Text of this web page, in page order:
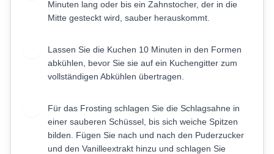
Minuten lang oder bis ein Zahnstocher, der in die
Mitte gesteckt wird, sauber herauskommt.
Lassen Sie die Kuchen 10 Minuten in den Formen
abkühlen, bevor Sie sie auf ein Kuchengitter zum
vollständigen Abkühlen übertragen.
Für das Frosting schlagen Sie die Schlagsahne in
einer sauberen Schüssel, bis sich weiche Spitzen
bilden. Fügen Sie nach und nach den Puderzucker
und den Vanilleextrakt hinzu und schlagen Sie